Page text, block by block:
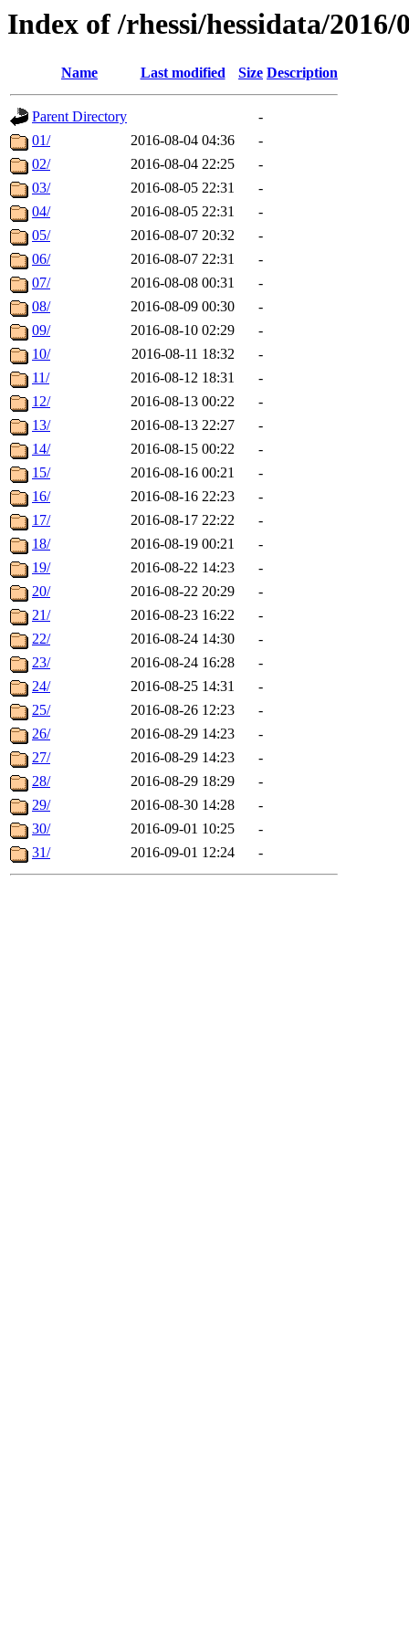
Index of /rhessi/hessidata/2016/
Name Last modified Size Description
Parent Directory
-
01/
2016-08-04 04:36
-
02/
2016-08-04 22:25
-
03/
2016-08-05 22:31
-
04/
2016-08-05 22:31
-
05/
2016-08-07 20:32
-
06/
2016-08-07 22:31
-
07/
2016-08-08 00:31
-
08/
2016-08-09 00:30
-
09/
2016-08-10 02:29
-
10/
2016-08-11 18:32
-
11/
2016-08-12 18:31
-
12/
2016-08-13 00:22
-
13/
2016-08-13 22:27
-
14/
2016-08-15 00:22
-
15/
2016-08-16 00:21
-
16/
2016-08-16 22:23
-
17/
2016-08-17 22:22
-
18/
2016-08-19 00:21
-
19/
2016-08-22 14:23
-
20/
2016-08-22 20:29
-
21/
2016-08-23 16:22
-
22/
2016-08-24 14:30
-
23/
2016-08-24 16:28
-
24/
2016-08-25 14:31
-
25/
2016-08-26 12:23
-
26/
2016-08-29 14:23
-
27/
2016-08-29 14:23
-
28/
2016-08-29 18:29
-
29/
2016-08-30 14:28
-
30/
2016-09-01 10:25
-
31/
2016-09-01 12:24 -